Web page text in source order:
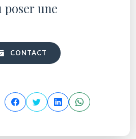
poser une
CONTACT